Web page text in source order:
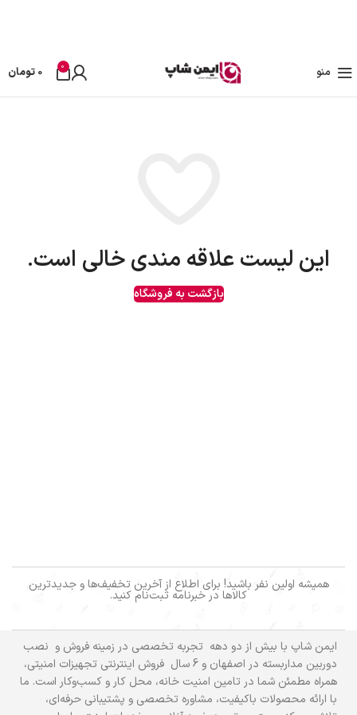
منو 0
0 تومان
این لیست علاقه مندی خالی است.
بازگشت به فروشگاه
همیشه اولین نفر باشید! برای اطلاع از آخرین تخفیف‌ها و جدیدترین
کالاها در خبرنامه ثبت‌نام کنید.
ایمن شاپ با بیش از دو دهه تجربه تخصصی در زمینه فروش و نصب
دوربین مداربسته در اصفهان و 6 سال فروش اینترنتی تجهیزات امنیتی،
همراه مطمئن شما در تامین امنیت خانه، محل کار و کسب‌وکار است. ما
با ارائه محصولات باکیفیت، مشاوره تخصصی و پشتیبانی حرفه‌ای،